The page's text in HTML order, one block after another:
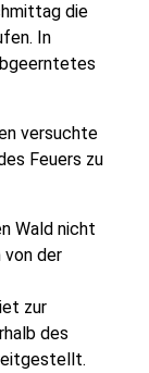
die
In
versuchte
Feuers zu
Wald nicht
von der
zur
des